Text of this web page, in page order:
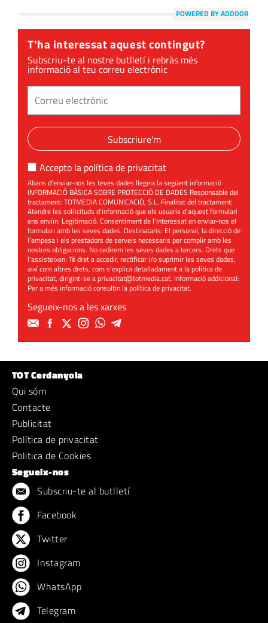
POWERED BY ADDOOR
T'ha interessat aquest contingut?
Subscriu-te al nostre butlletí i rebràs més
informació al teu correu electrònic
Subscriure'm
Accepto la política de privacitat
Abans d'enviar-nos les teves dades llegeix la següent informació
INFORMACIÓ BÀSICA SOBRE PROTECCIÓ DE DADES Responsable del
tractament: TOTMEDIA COMUNICACIÓ, S.L. Finalitat del tractament:
Atendre les sol·licituds d'informació que els usuaris d'aquest formulari
ens enviïn. Legitimació: Consentiment de l'interessat en enviar-nos el
formulari amb les seves dades. Destinataris: El personal, la direcció de
l'empesa i els prestadors de serveis necessaris per complir amb les
nostres obligacions. No cedirem les seves dades a tercers. Drets que
l'assisteixen: Té dret a accedir, rectificar i/o suprimir les seves dades,
així com altres drets, com s'explica detalladament a la política de
privacitat, dirigint-se aprivacitat@totmedia.cat. Informació addicional:
Per a més informació consultin lapolítica de privacitat.
Segueix-nos a les xarxes
TOT Cerdanyola
Qui sóm
Contacte
Publicitat
Política de privacitat
Politica de Cookies
Segueix-nos
Subscriu-te al butlletí
Facebook
Twitter
Instagram
WhatsApp
Telegram